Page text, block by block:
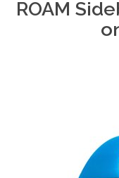
ROAM